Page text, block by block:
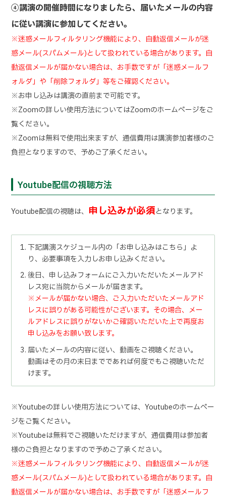
④講演の開催時間になりましたら、届いたメールの内容
に従い講演に参加してください。
※迷惑メールフィルタリング機能により、自動返信メールが迷
惑メール(スパムメール)として扱われている場合があります。自
動返信メールが届かない場合は、お手数ですが「迷惑メールフ
ォルダ」や「削除フォルダ」等をご確認ください。
※お申し込みは講演の直前まで可能です。
※Zoomの詳しい使用方法についてはZoomのホームページをご
覧ください。
※Zoomは無料で使用出来ますが、通信費用は講演参加者様のご
負担となりますので、予めご了承ください。
Youtube配信の視聴方法
Youtube配信の視聴は、 申し込みが必須となります。
下記講演スケジュール内の「お申し込みはこちら」よ
り、必要事項を入力しお申し込みください。
後日、申し込みフォームにご入力いただいたメールアド
レス宛に当院からメールが届きます。
※メールが届かない場合、ご入力いただいたメールアド
レスに誤りがある可能性がございます。その場合、メー
ルアドレスに誤りがないかご確認いただいた上で再度お
申し込みをお願い致します。
届いたメールの内容に従い、動画をご視聴ください。
動画はその月の末日までであれば何度でもご視聴いただ
けます。
※Youtubeの詳しい使用方法については、Youtubeのホームペー
ジをご覧ください。
※Youtubeは無料でご視聴いただけますが、通信費用は参加者
様のご負担となりますので予めご了承ください。
※迷惑メールフィルタリング機能により、自動返信メールが迷
惑メール(スパムメール)として扱われている場合があります。自
動返信メールが届かない場合は、お手数ですが「迷惑メールフ